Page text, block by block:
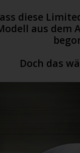
diese
aus dem
Doch das